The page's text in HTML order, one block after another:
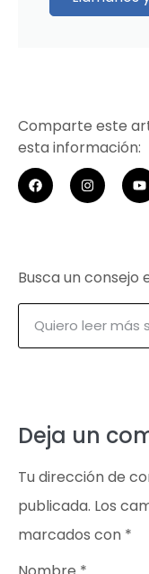
Comparte este
esta información:
Busca un consejo
Deja un
Tu dirección de
publicada. Los
marcados con *